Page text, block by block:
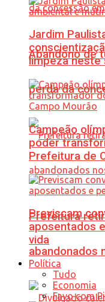
Abandono de
perda da
Prefeitura
abandonados
Jardim
limpeza neste
Campeão
poder
Prefeitura de
Previscam
aposentados
vida
Política
Tudo
Economia
Favo com